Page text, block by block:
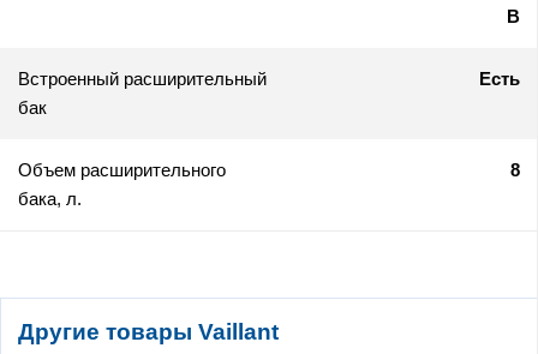
В
Встроенный расширительный
бак
Есть
Объем расширительного
бака, л.
8
Другие товары Vaillant